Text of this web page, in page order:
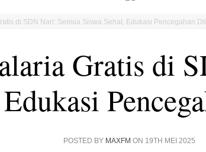
di SDN Nari: Semua Siswa Sehat, Edukasi Pencegahan
Gratis di
POSTED BY MAXFM ON 19TH MEI 2025